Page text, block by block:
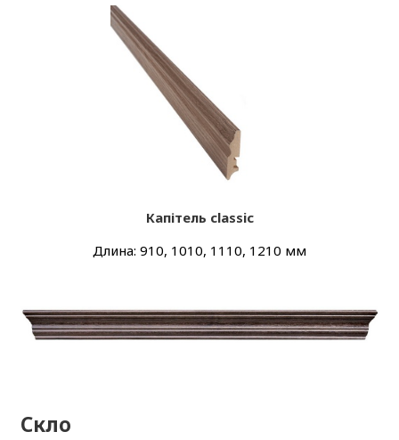
Капітель classic
Длина: 910, 1010, 1110, 1210 мм
Скло